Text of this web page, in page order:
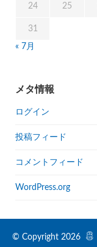
24 25
31
« 7月
メタ情報
ログイン
投稿フィード
コメントフィード
WordPress.org
© Copyright 2026